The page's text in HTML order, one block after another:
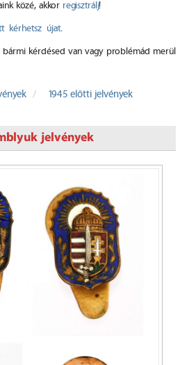
közé, akkor regisztrálj!
kérhetsz újat.
bármi kérdésed van vagy problémád merül
1945 előtti jelvények
jelvények